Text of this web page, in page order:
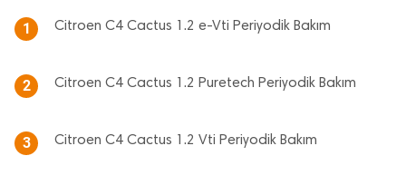
1 Citroen C4 Cactus 1.2 e-Vti Periyodik Bakım
2 Citroen C4 Cactus 1.2 Puretech Periyodik Bakım
3 Citroen C4 Cactus 1.2 Vti Periyodik Bakım